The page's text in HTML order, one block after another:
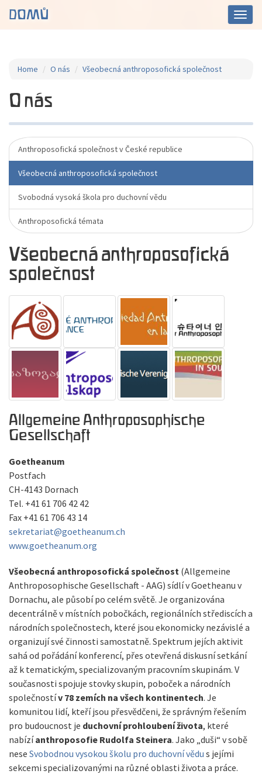
DOMŮ
Home O nás Všeobecná anthroposofická společnost
O nás
Anthroposofická společnost v České republice
Všeobecná anthroposofická společnost
Svobodná vysoká škola pro duchovní vědu
Anthroposofická témata
Všeobecná anthroposofická
společnost
Allgemeine Anthroposophische
Gesellschaft
Goetheanum
Postfach
CH-4143 Dornach
Tel. +41 61 706 42 42
Fax +41 61 706 43 14
sekretariat@goetheanum.ch
www.goetheanum.org
Všeobecná anthroposofická společnost (Allgemeine
Anthroposophische Gesellschaft - AAG) sídlí v Goetheanu v
Dornachu, ale působí po celém světě. Je organizována
decentrálně v místních pobočkách, regionálních střediscích a
národních společnostech, které jsou ekonomicky nezávislé a
organizují své činnosti samostatně. Spektrum jejích aktivit
sahá od pořádání konferencí, přes otevřená diskusní setkání
až k tematickým, specializovaným pracovním skupinám. V
současnosti spojuje stovky skupin, poboček a národních
společnostív 78 zemích na všech kontinentech. Je
komunitou lidí, kteří jsou přesvědčeni, že správným řešením
pro budoucnost je duchovní prohloubení života, které
nabízíanthroposofie Rudolfa Steinera. Jako „duši“ v sobě
nese Svobodnou vysokou školu pro duchovní vědu s jejími
sekcemi specializovanými na různé oblasti života a práce.